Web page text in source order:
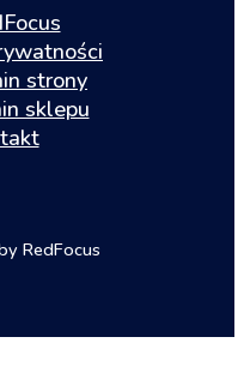
strony
sklepu
RedFocus